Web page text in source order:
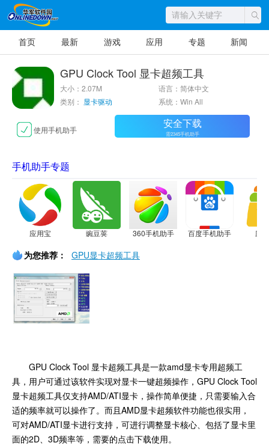
首页 最新 游戏 应用 专题 新闻
GPU Clock Tool 显卡超频工具
大小：2.07M
语言：简体中文
类别： 显卡驱动 系统：Win All
使用手机助手 安全下载
需2345手机助手
手机助手专题
应用宝 豌豆荚 360手机助手 百度手机助手 应
为您推荐： GPU显卡超频工具
GPU Clock Tool 显卡超频工具是一款amd显卡专用超频工
具，用户可通过该软件实现对显卡一键超频操作，GPU Clock Tool
显卡超频工具仅支持AMD/ATI显卡，操作简单便捷，只需要输入合
适的频率就可以操作了。而且AMD显卡超频软件功能也很实用，
可对AMD/ATI显卡进行支持，可进行调整显卡核心、包括了显卡里
面的2D、3D频率等，需要的点击下载使用。